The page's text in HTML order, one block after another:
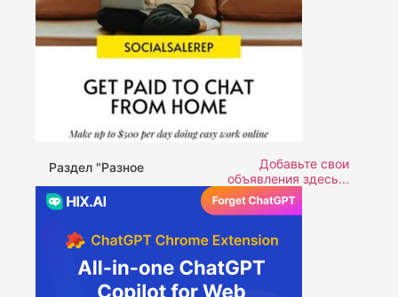
Раздел "Разное
Добавьте свои
объявления здесь...